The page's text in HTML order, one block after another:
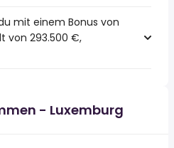
mit einem Bonus von
von 293.500 €,
- Luxemburg